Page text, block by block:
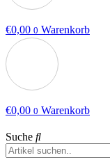
€0,00 0 Warenkorb
€0,00 0 Warenkorb
Suche